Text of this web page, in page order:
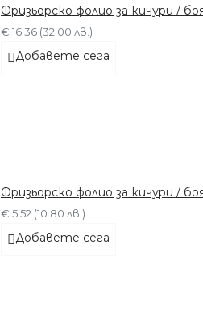
Фризьорско фолио за кичури /
€ 16.36 (32.00 лв.)
Добавете сега
Фризьорско фолио за кичури /
€ 5.52 (10.80 лв.)
Добавете сега